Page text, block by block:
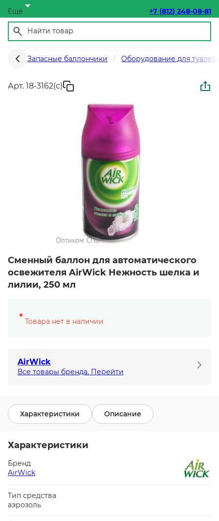
Ещё +7 (812) 248-08-81
Запасные баллончики Оборудование для
Арт. 18-3162(с)
Сменный баллон для автоматического
освежителя AirWick Нежность шелка и
лилии, 250 мл
Товара нет в наличии
AirWick
Все товары бренда. Перейти
Характеристики Описание
Характеристики
Бренд
AirWick
Тип средства
аэрозоль